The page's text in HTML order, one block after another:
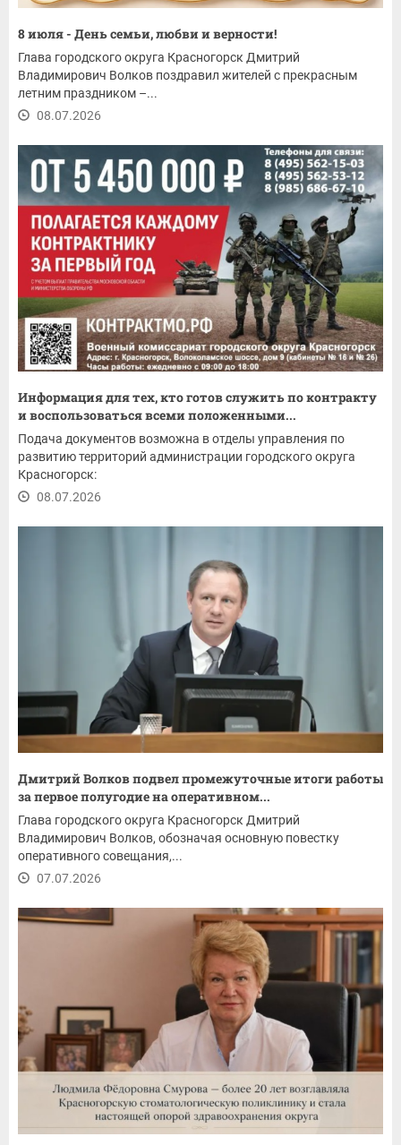
8 июля - День семьи, любви и верности!
Глава городского округа Красногорск Дмитрий
Владимирович Волков поздравил жителей с прекрасным
летним праздником –...
08.07.2026
Информация для тех, кто готов служить по контракту
и воспользоваться всеми положенными...
Подача документов возможна в отделы управления по
развитию территорий администрации городского округа
Красногорск:
08.07.2026
Дмитрий Волков подвел промежуточные итоги работы
за первое полугодие на оперативном...
Глава городского округа Красногорск Дмитрий
Владимирович Волков, обозначая основную повестку
оперативного совещания,...
07.07.2026